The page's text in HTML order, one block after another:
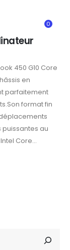
0
450 G10 Core
en
parfaitement
format fin
au
Core...